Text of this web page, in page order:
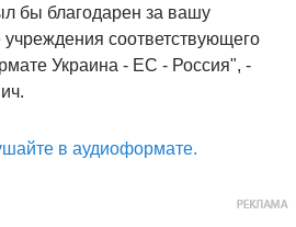
бы благодарен за вашу
соответствующего
Украина - ЕС - Россия", -
в аудиоформате.